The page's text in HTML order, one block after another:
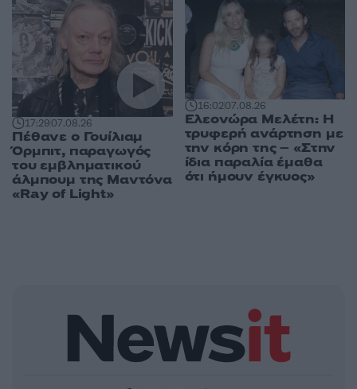
17:2907.08.26
Πέθανε ο Γουίλιαμ
Όρμπιτ, παραγωγός
του εμβληματικού
άλμπουμ της Μαντόνα
«Ray of Light»
16:0207.08.26
Ελεονώρα Μελέτη: Η
τρυφερή ανάρτηση με
την κόρη της – «Στην
ίδια παραλία έμαθα
ότι ήμουν έγκυος»